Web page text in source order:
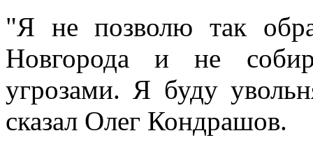
"Я не позволю так
Новгорода и не
угрозами. Я буду
сказал Олег Кондрашов.